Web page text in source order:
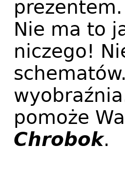
prezentem.
Nie ma to
niczego!
pomoże
Chrobok.